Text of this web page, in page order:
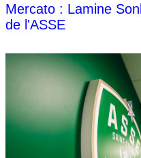
Mercato : Lamine
de l'ASSE